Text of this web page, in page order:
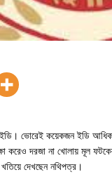
ভোরেই কয়েকজন ইডি
করেও দরজা না খোলায় মূল
খতিয়ে দেখছেন নথিপত্র।